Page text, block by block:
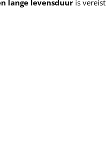
lange levensduuris vereist